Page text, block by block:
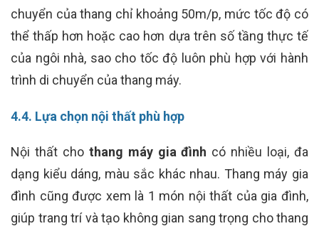
chuyển của thang chỉ khoảng 50m/p, mức tốc độ có
thể thấp hơn hoặc cao hơn dựa trên số tầng thực tế
của ngôi nhà, sao cho tốc độ luôn phù hợp với hành
trình di chuyển của thang máy.
4.4. Lựa chọn nội thất phù hợp
Nội thất cho thang máy gia đình có nhiều loại, đa
dạng kiểu dáng, màu sắc khác nhau. Thang máy gia
đình cũng được xem là 1 món nội thất của gia đình,
giúp trang trí và tạo không gian sang trọng cho thang